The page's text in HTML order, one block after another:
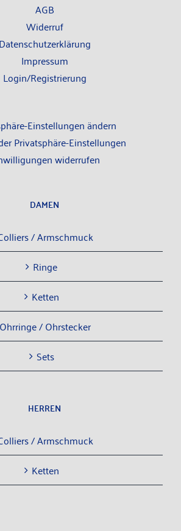
AGB
Wider­ruf
Daten­schutz­er­klä­rung
Impres­sum
Login/Registrierung
Einstellungen ändern
Privatsphäre-Einstellungen
widerrufen
DAMEN
/ Armschmuck
Rin­ge
Ket­ten
Ohr­rin­ge / Ohrstecker
Sets
HER­REN
/ Armschmuck
Ket­ten